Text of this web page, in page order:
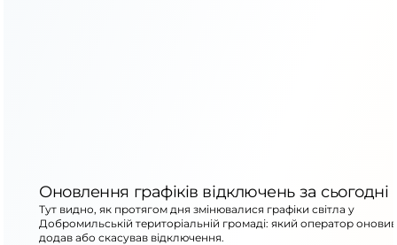
Оновлення графіків відключень за сьогодні
Тут видно, як протягом дня змінювалися графіки світла у
Добромильській територіальній громаді: який оператор
додав або скасував відключення.